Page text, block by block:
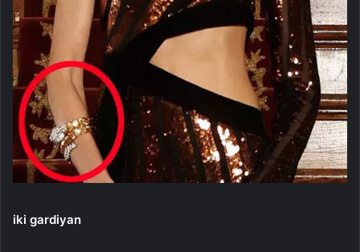
iki gardiyan